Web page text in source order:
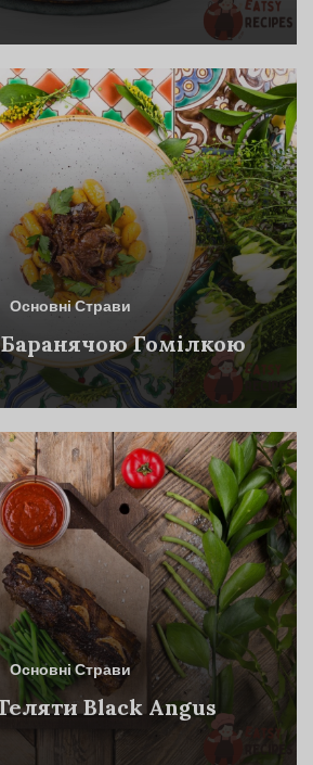
Основні Страви
Гомілкою
Основні Страви
Black Angus